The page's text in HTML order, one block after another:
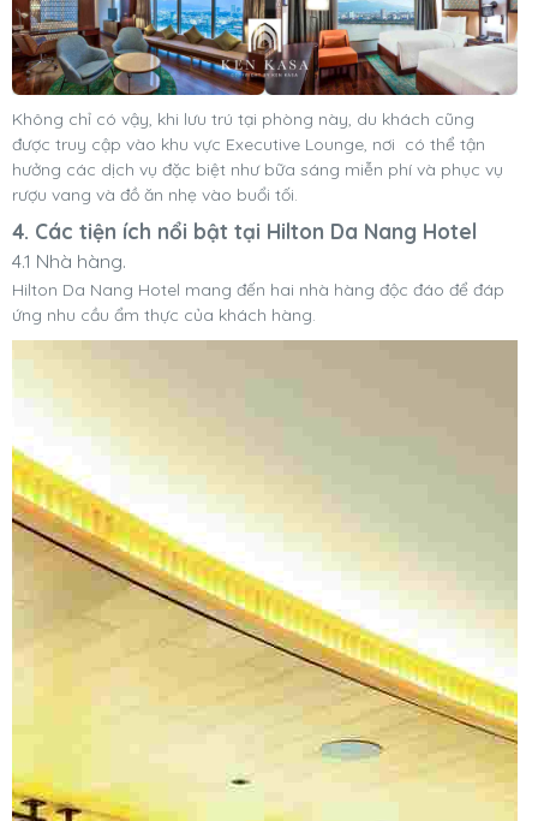
Không chỉ có vậy, khi lưu trú tại phòng này, du khách cũng
được truy cập vào khu vực Executive Lounge, nơi có thể tận
hưởng các dịch vụ đặc biệt như bữa sáng miễn phí và phục vụ
rượu vang và đồ ăn nhẹ vào buổi tối.
4. Các tiện ích nổi bật tại Hilton Da Nang Hotel
4.1 Nhà hàng.
Hilton Da Nang Hotel mang đến hai nhà hàng độc đáo để đáp
ứng nhu cầu ẩm thực của khách hàng.